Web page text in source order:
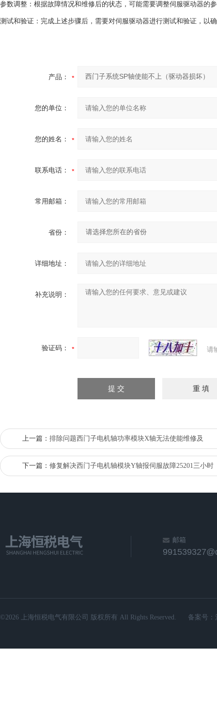
参数调整：根据故障情况和维修后的状态，可能需要调整伺服驱动器的
测试和验证：完成上述步骤后，需要对伺服驱动器进行测试和验证，以
产品：
您的单位：
您的姓名：
联系电话：
常用邮箱：
省份：
详细地址：
补充说明：
验证码： 请
上一篇： 排除问题西门子电机轴功率模块X轴无法使能维修及
下一篇： 修复解决西门子电机轴模块Y轴报伺服故障25201三小时
邮箱
©2026 上海恒税电气有限公司 版权所有 All Rights Reserved. 备案号：